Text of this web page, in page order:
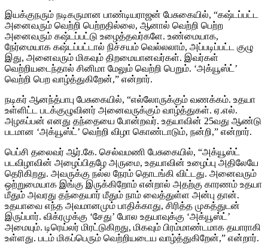
இயக்குநரும் நடிகருமான பாண்டியராஜன் பேசுகையில், “கஷ்டப்பட்ட
அனைவரும் வெற்றி பெற்றதில்லை, ஆனால் வெற்றி பெற்ற
அனைவரும் கஷ்டப்பட்டு உழைத்தவர்களே. உண்மையாக,
நேர்மையாக கஷ்டப்பட்டால் நிச்சயம் வெல்லலாம், அப்படிப்பட்ட குழு
இது, அனைவரும் மிகவும் திறமையானவர்கள். இவர்கள்
வெற்றியடைந்தால் சினிமா மேலும் வெற்றி பெறும். ‘அக்யூஸ்ட்’
வெற்றி பெற வாழ்த்துகிறேன்,” என்றார்.
நடிகர் ஆனந்த்பாபு பேசுகையில், “எல்லோருக்கும் வணக்கம். உதயா
உள்ளிட்ட படக்குழுவினர் அனைவருக்கும் வாழ்த்துகள். ஏ.எல்.
அழகப்பன் எனது தந்தையை போன்றவர். உதயாவின் 25வது ஆண்டு
படமான ‘அக்யூஸ்ட்’ வெற்றி விழா கொண்டாடும், நன்றி,” என்றார்.
பெப்சி தலைவர் ஆர்.கே. செல்வமணி பேசுகையில், “அக்யூஸ்ட்
படவிழாவின் அழைப்பிதழே அருமை, உதயாவின் உழைப்பு அதிலேயே
தெரிகிறது. அவருக்கு நல்ல நேரம் தொடங்கி விட்டது. அனைவரும்
ஒற்றுமையாக இங்கு இருக்கிறோம் என்றால் அதற்கு காரணம் உதயா
மீதும் அவரது தந்தையார் மீதும் நாம் வைத்துள்ள அன்பு தான்.
உதயாவை எந்த அவமானமும் பாதிக்காது, சிரித்த முகத்துடன்
இருப்பார். விக்ரமுக்கு ‘சேது’ போல உதயாவுக்கு ‘அக்யூஸ்ட்’
அமையும். டிரெய்லர் மிரட்டுகிறது, மிகவும் பிரம்மாண்டமாக தயாராகி
உள்ளது. படம் மிகப்பெரும் வெற்றியடைய வாழ்த்துகிறேன்,” என்றார்.